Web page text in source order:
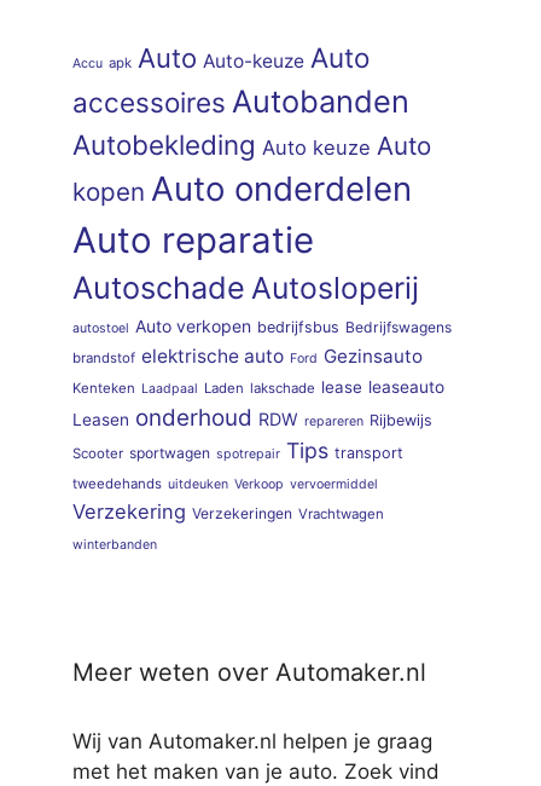
Accu apk Auto Auto-keuze Auto
accessoires Autobanden
Autobekleding Auto keuze Auto
kopen Auto onderdelen
Auto reparatie
Autoschade Autosloperij
autostoel Auto verkopen bedrijfsbus Bedrijfswagens
brandstof elektrische auto Ford Gezinsauto
Kenteken Laadpaal Laden lakschade lease leaseauto
Leasen onderhoud RDW repareren Rijbewijs
Scooter sportwagen spotrepair Tips transport
tweedehands uitdeuken Verkoop vervoermiddel
Verzekering Verzekeringen Vrachtwagen
winterbanden
Meer weten over Automaker.nl
Wij van Automaker.nl helpen je graag
met het maken van je auto. Zoek vind